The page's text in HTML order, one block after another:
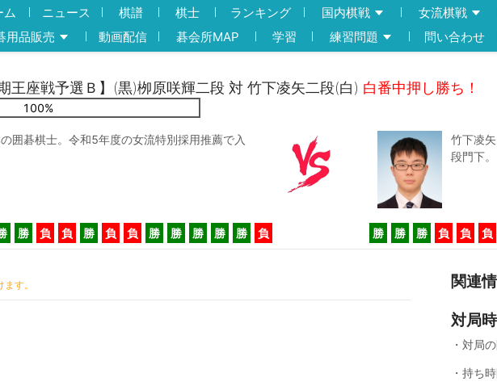
ム ニュース 棋譜 棋士 ランキング 国内棋戦 女流棋戦
用品販売
動画配信 碁会所MAP 学習 練習問題 問い合わせ
王座戦予選Ｂ】(黒)栁原咲輝二段 対 竹下凌矢二段(白) 白番中押し勝ち！
100%
囲碁棋士。令和5年度の女流特別採用推薦で入
竹下凌
段門下
勝 負 負 勝 負 負 勝 勝 勝 勝 勝 負 勝 勝 勝 負 負 負
す。 関連
対局
・対局
・持ち